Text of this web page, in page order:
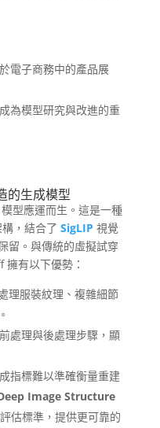
電子商務中的產品展
為模型研究與改進的重
的生成模型
型應運而生。這是一種
，結合了 SigLIP 視覺
留。與傳統的虛擬試穿
有以下優勢：
理服裝紋理、複雜細節
處理與後處理步驟，顯
指標難以準確衡量重建
Image Structure
估標準，提供更可靠的